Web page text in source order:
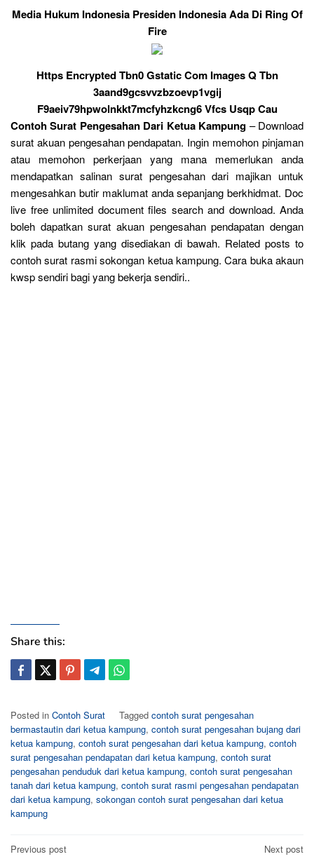
Media Hukum Indonesia Presiden Indonesia Ada Di Ring Of
Fire
Https Encrypted Tbn0 Gstatic Com Images Q Tbn
3aand9gcsvvzbzoevp1vgij
F9aeiv79hpwolnkkt7mcfyhzkcng6 Vfcs Usqp Cau
Contoh Surat Pengesahan Dari Ketua Kampung – Download
surat akuan pengesahan pendapatan. Ingin memohon pinjaman
atau memohon perkerjaan yang mana memerlukan anda
mendapatkan salinan surat pengesahan dari majikan untuk
mengesahkan butir maklumat anda sepanjang berkhidmat. Doc
live free unlimited document files search and download. Anda
boleh dapatkan surat akuan pengesahan pendapatan dengan
klik pada butang yang disediakan di bawah. Related posts to
contoh surat rasmi sokongan ketua kampung. Cara buka akaun
kwsp sendiri bagi yang bekerja sendiri..
Share this:
Posted in Contoh Surat Tagged contoh surat pengesahan
bermastautin dari ketua kampung, contoh surat pengesahan bujang dari
ketua kampung, contoh surat pengesahan dari ketua kampung, contoh
surat pengesahan pendapatan dari ketua kampung, contoh surat
pengesahan penduduk dari ketua kampung, contoh surat pengesahan
tanah dari ketua kampung, contoh surat rasmi pengesahan pendapatan
dari ketua kampung, sokongan contoh surat pengesahan dari ketua
kampung
Post
Previous post
Next post